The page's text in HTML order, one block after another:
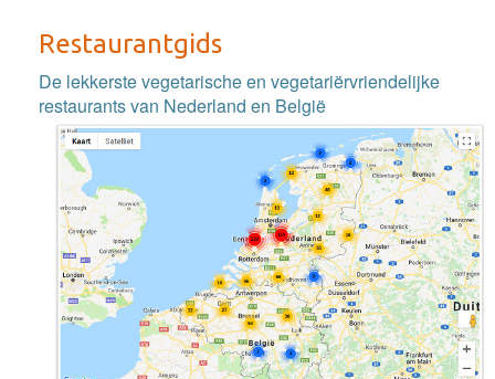
Restaurantgids
De lekkerste vegetarische en vegetariërvriendelijke
restaurants van Nederland en België